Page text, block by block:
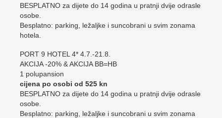
BESPLATNO za dijete do 14 godina u pratnji dvije odrasle
osobe.
Besplatno: parking, ležaljke i suncobrani u svim zonama
hotela.
PORT 9 HOTEL 4* 4.7.-21.8.
AKCIJA -20% & AKCIJA BB=HB
1 polupansion
cijena po osobi od 525 kn
BESPLATNO za dijete do 14 godina u pratnji dvije odrasle
osobe.
Besplatno: parking, ležaljke i suncobrani u svim zonama